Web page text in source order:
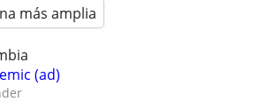
más amplia
(ad)